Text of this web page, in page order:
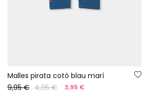
Malles pirata cotó blau marí
9,95 € 4,95 € 3,95 €